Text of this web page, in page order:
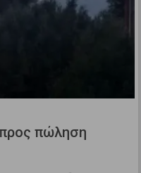
πώληση